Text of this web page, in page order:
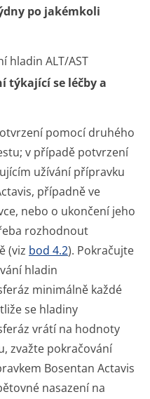
po jakémkoli
hladin ALT/AST
týkající se léčby a
pomocí druhého
v případě potvrzení
užívání přípravku
případně ve
nebo o ukončení jeho
rozhodnout
(viz bod 4.2). Pokračujte
hladin
minimálně každé
se hladiny
vrátí na hodnoty
zvažte pokračování
Bosentan Actavis
nasazení na